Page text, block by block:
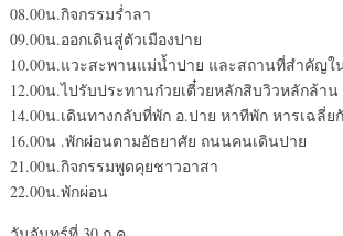
08.00น.กิจกรรมร่ำลา
09.00น.ออกเดินสู่ตัวเมืองปาย
10.00น.แวะสะพานแม่น้ำปาย และสถานที่สำคัญใ
12.00น.ไปรับประทานก๋วยเตี๋วยหลักสิบวิวหลักล้าน
14.00น.เดินทางกลับที่พัก อ.ปาย หาทีพัก หารเฉลี่ย
16.00น .พักผ่อนตามอัธยาศัย ถนนคนเดินปาย
21.00น.กิจกรรมพูดคุยชาวอาสา
22.00น.พักผ่อน